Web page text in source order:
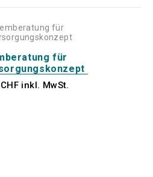
für
inkl. MwSt.